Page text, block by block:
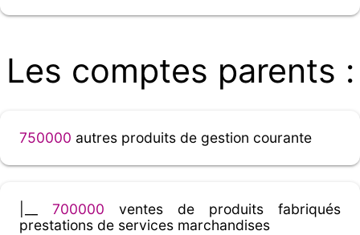
Les comptes parents :
750000 autres produits de gestion courante
700000 ventes de produits fabriqués
prestations de services marchandises